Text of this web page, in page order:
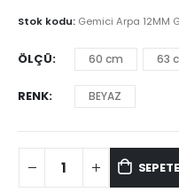
Stok kodu: Gemici Arpa 12MM
ÖLÇÜ 60 cm 63
RENK BEYAZ